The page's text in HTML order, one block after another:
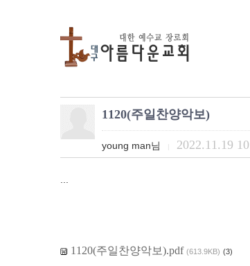
1120(주일찬양악보)
young man님 2022.11.19
1120(주일찬양악보).pdf (613.9KB) (3)